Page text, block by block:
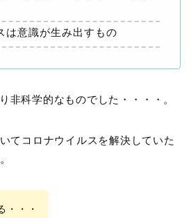
は意識が生み出すもの
非科学的なものでした・・・・。
てコロナウイルスを解決していた
・・・